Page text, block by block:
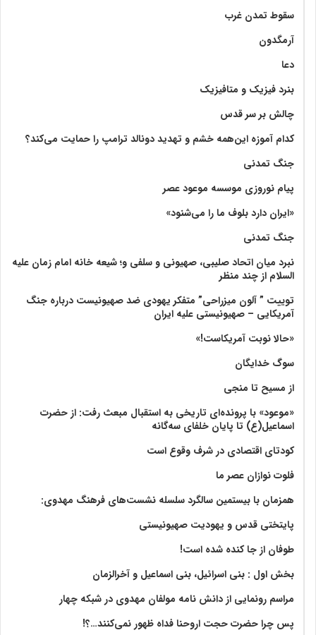
سقوط تمدن غرب
آرمگدون
دعا
بنرد فیزیک و متافیزیک
چالش بر سر قدس
کدام آموزه این‌همه خشم و تهدید دونالد ترامپ را حمایت می‌کند؟
جنگ تمدنی
پیام نوروزی موسسه موعود عصر
«ایران دارد بلوف ما را می‌شنود»
جنگ تمدنی
نبرد میان اتحاد صلیبی، صهیونی و سلفی و؛ شیعه خانه امام زمان علیه
السلام از چند منظر
توییت ” آلون میزراحی” متفکر یهودی ضد صهیونیست درباره جنگ
آمریکایی – صهیونیستی علیه ایران
«حالا نوبت آمریکاست!»
سوگ خدایگان
از مسیح تا منجی
«موعود» با پرونده‌ای تاریخی به استقبال مبعث رفت: از حضرت
اسماعیل(ع) تا پایان خلفای سه‌گانه
کودتای اقتصادی در شرف وقوع است
فلوت نوازان عصر ما
همزمان با بیستمین سالگرد سلسله نشست‌های فرهنگ مهدوی:‌
پایتختی قدس و یهودیت صهیونیستی
طوفان از جا کنده شده است!
بخش اول : بنی اسرائیل، بنی اسماعیل و آخرالزمان
مراسم رونمایی از دانش نامه مولفان مهدوی در شبکه چهار
پس چرا حضرت حجت اروحنا فداه ظهور نمی‌کنند…؟!